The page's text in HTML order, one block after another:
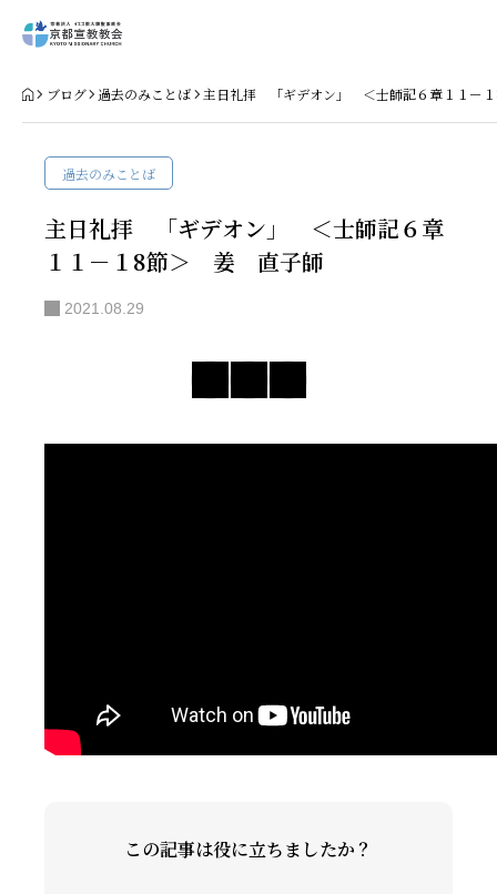
Home
牧師コラム
聖殿建築
ブログ 過去のみことば 主日礼拝 「ギデオン」 ＜士師記６章１１－
過去のみことば
主日礼拝 「ギデオン」 ＜士師記６章
１１－１8節＞ 姜 直子師
2021.08.29
この記事は役に立ちましたか？